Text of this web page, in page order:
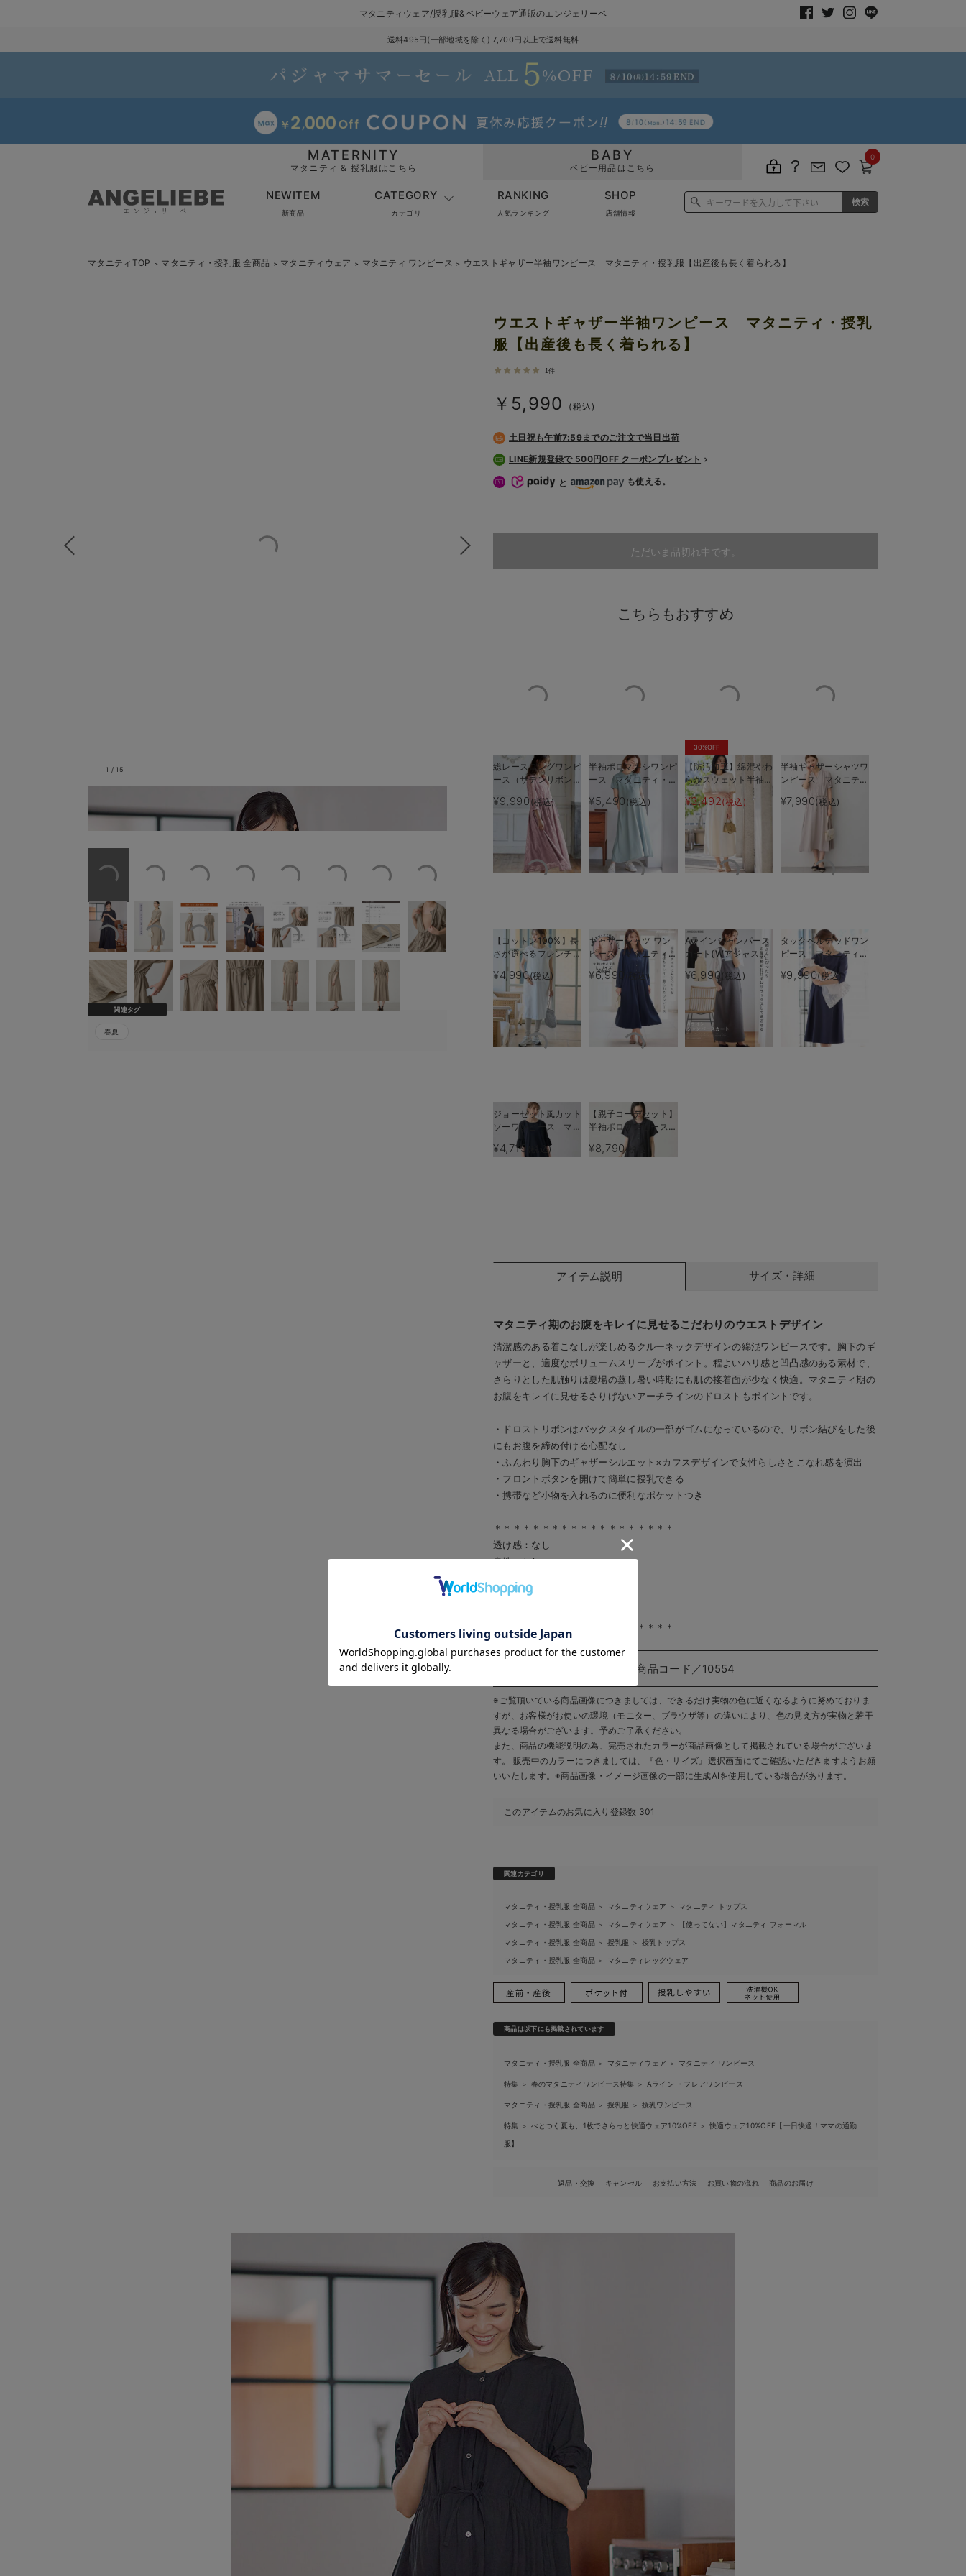
マタニティウェア/授乳服&ベビーウェア通販のエンジェリーベ
送料495円(一部地域を除く) 7,700円以上で送料無料
MATERNITY
マタニティ & 授乳服はこちら
BABY
ベビー用品はこちら
0
NEWITEM
新商品
CATEGORY
カテゴリ
RANKING
人気ランキング
SHOP
店舗情報
マタニティTOP ＞ マタニティ・授乳服 全商品 ＞ マタニティウェア ＞ マタニティ ワンピース ＞ ウエストギャザー半袖ワンピース マタニティ・授乳服【出産後も長く着られる】
真夏の通勤スタイルにもぴったり 夏の通勤・お出かけにもサラリと快適 マタニティ期のお腹をキレ
1 /15
関連タグ
春夏
ウエストギャザー半袖ワンピース マタニティ・授乳
服【出産後も長く着られる】
1件
￥5,990 (税込)
土日祝も午前7:59までのご注文で当日出荷
LINE新規登録で 500円OFF クーポンプレゼント
と も使える。
ただいま品切れ中です。
こちらもおすすめ
総レースロングワンピ
ース（サテンリボンベ
ルト付） マタニテ
ィ・授乳服【出産後も
長く使える】
¥9,990(税込)
半袖ポロマキシワンピ
ース マタニティ・授
乳服【出産後も長く使
える】
¥5,490 (税込)
30%OFF
【防汚加工】綿混やわ
らかスウェット半袖フ
レアワンピース マタ
ニティ・産後【出産後
も長く使える】
¥3,492(税込)
半袖ギャザーシャツワ
ンピース マタニテ
ィ・産後授乳服【出産
後も長く使える】
¥7,990(税込)
【コットン100%】長
さが選べるフレンチス
リーブワンピース マ
タニティ・産後授乳服
【出産後も長く使え
る】
¥4,990(税込)
ギャザーシャツ ワン
ピース マタニティ・
授乳服【出産後も長く
使える】
¥6,990 (税込)
Aラインジャンパース
カート(Wアジャスタ
ー付) マタニティ・
授乳服【出産後も長く
着られる】
¥6,990 (税込)
タックベルテッドワン
ピース マタニティ・
授乳服【出産後も長く
使える】
¥9,990(税込)
ジョーゼット風カット
ソーワンピース マタ
ニティ・産後授乳【出
産後も長く使える】
¥4,719 (税込)
【親子コーデセット】
半袖ポロワンピース
（ひざ下丈）＆襟付き
ポロロンパース 出産
¥8,790(税込)
アイテム説明 サイズ・詳細
マタニティ期のお腹をキレイに見せるこだわりのウエストデザイン
清潔感のある着こなしが楽しめるクルーネックデザインの綿混ワンピースです。胸下のギ
ャザーと、適度なボリュームスリーブがポイント。程よいハリ感と凹凸感のある素材で、
さらりとした肌触りは夏場の蒸し暑い時期にも肌の接着面が少なく快適。マタニティ期の
お腹をキレイに見せるさりげないアーチラインのドロストもポイントです。
・ドロストリボンはバックスタイルの一部がゴムになっているので、リボン結びをした後
にもお腹を締め付ける心配なし
・ふんわり胸下のギャザーシルエット×カフスデザインで女性らしさとこなれ感を演出
・フロントボタンを開けて簡単に授乳できる
・携帯など小物を入れるのに便利なポケットつき
＊＊＊＊＊＊＊＊＊＊＊＊＊＊＊＊＊＊＊
透け感：なし
裏地：なし
光沢感：なし
＊＊＊＊＊＊＊＊＊＊＊＊＊＊＊＊＊＊＊
商品コード／10554
※ご覧頂いている商品画像につきましては、できるだけ実物の色に近くなるように努めておりま
すが、 お客様がお使いの環境（モニター、ブラウザ等）の違いにより、色の見え方が実物と若干
異なる場合がございます。予めご了承ください。
また、商品の機能説明の為、完売されたカラーが商品画像として掲載されている場合がございま
す。 販売中のカラーにつきましては、『色・サイズ』選択画面にてご確認いただきますようお願
いいたします。 ※商品画像・イメージ画像の一部に生成AIを使用している場合があります。
このアイテムのお気に入り登録数 301
関連カテゴリ
マタニティ・授乳服 全商品 ＞ マタニティウェア ＞ マタニティ トップス
マタニティ・授乳服 全商品 ＞ マタニティウェア ＞ 【使ってない】マタニティ フォーマル
マタニティ・授乳服 全商品 ＞ 授乳服 ＞ 授乳トップス
マタニティ・授乳服 全商品 ＞ マタニティレッグウェア
商品は以下にも掲載されています
マタニティ・授乳服 全商品 ＞ マタニティウェア ＞ マタニティ ワンピース
特集 ＞ 春のマタニティワンピース特集 ＞ Aライン ・フレアワンピース
マタニティ・授乳服 全商品 ＞ 授乳服 ＞ 授乳ワンピース
特集 ＞ べとつく夏も、1枚でさらっと快適ウェア10%OFF ＞ 快適ウェア10%OFF【一日快適！ママの通勤
服】
返品・交換 キャンセル お支払い方法 お買い物の流れ 商品のお届け
お気に入り商品を確認する